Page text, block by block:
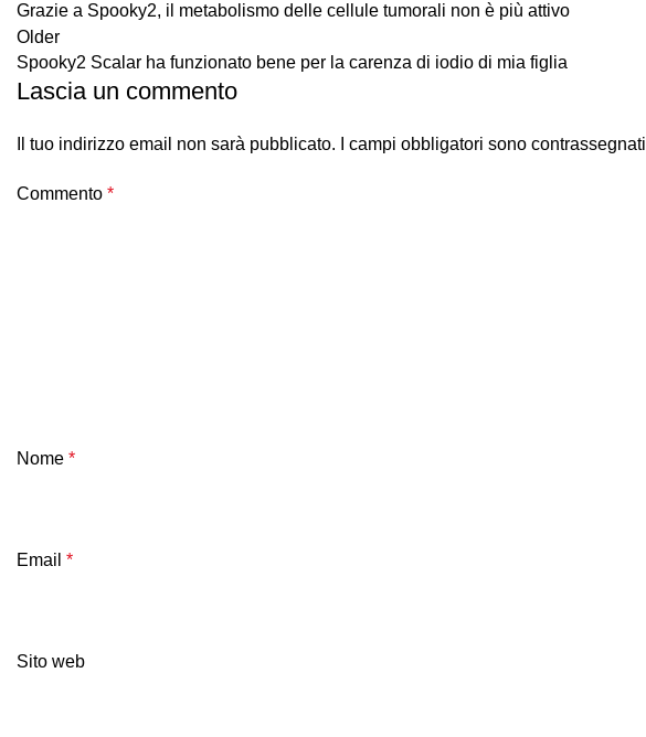
Grazie a Spooky2, il metabolismo delle cellule tumorali non è più attivo
Older
Spooky2 Scalar ha funzionato bene per la carenza di iodio di mia figlia
Lascia un commento
Il tuo indirizzo email non sarà pubblicato. I campi obbligatori sono contrassegnati
Commento *
Nome *
Email *
Sito web